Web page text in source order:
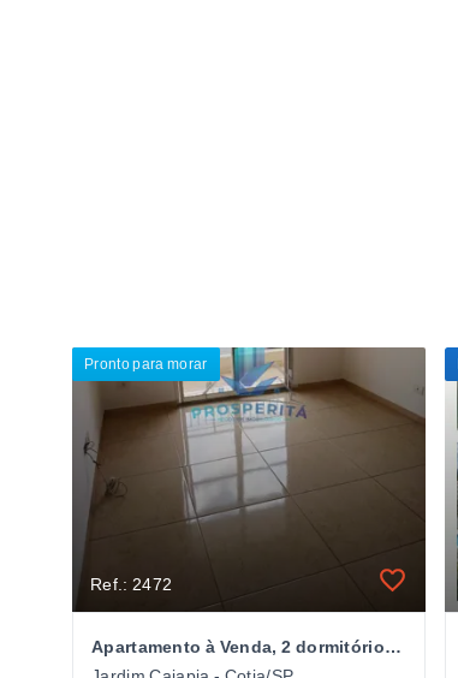
Pronto para morar
Ref.: 2472
Apartamento à Venda, 2 dormitórios- Residencial Costa Verde- Cotia- SP